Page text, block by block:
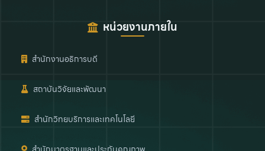
หน่วยงานภายใน
สำนักงานอธิการบดี
สถาบันวิจัยและพัฒนา
สำนักวิทยบริการและเทคโนโลยี